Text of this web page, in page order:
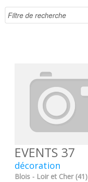
EVENTS 37
décoration
Blois - Loir et Cher (41)